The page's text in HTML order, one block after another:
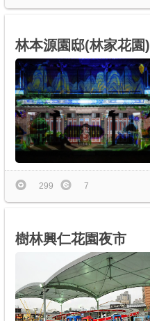
林本源園邸(林家花園)
299 7
樹林興仁花園夜市